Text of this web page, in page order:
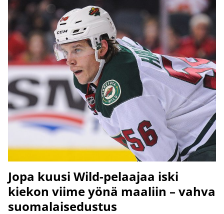
Jopa kuusi Wild-pelaajaa iski
kiekon viime yönä maaliin – vahva
suomalaisedustus